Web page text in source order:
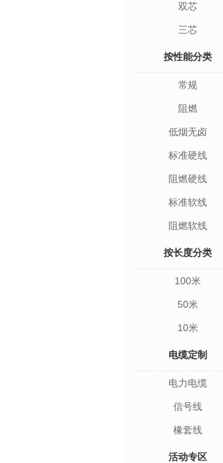
双芯
三芯
按性能分类
常规
阻燃
低烟无卤
标准硬线
阻燃硬线
标准软线
阻燃软线
按长度分类
100米
50米
10米
电缆定制
电力电缆
信号线
橡套线
活动专区